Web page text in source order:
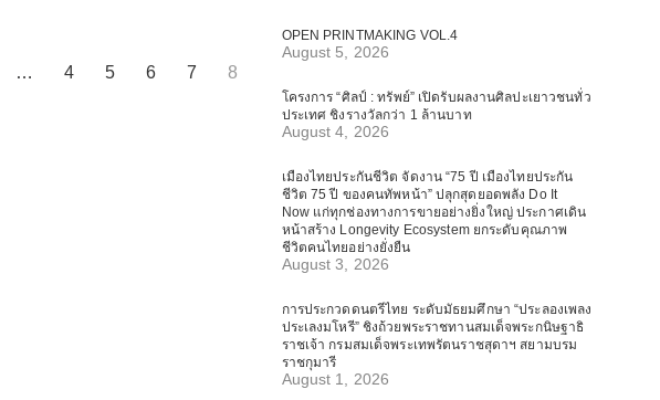
… 4 5 6 7 8
OPEN PRINTMAKING VOL.4
August 5, 2026
โครงการ “ศิลป์ : ทรัพย์” เปิดรับผลงานศิลปะเยาวชนทั่ว
ประเทศ ชิงรางวัลกว่า 1 ล้านบาท
August 4, 2026
เมืองไทยประกันชีวิต จัดงาน “75 ปี เมืองไทยประกัน
ชีวิต 75 ปี ของคนทัพหน้า” ปลุกสุดยอดพลัง Do It
Now แก่ทุกช่องทางการขายอย่างยิ่งใหญ่ ประกาศเดิน
หน้าสร้าง Longevity Ecosystem ยกระดับคุณภาพ
ชีวิตคนไทยอย่างยั่งยืน
August 3, 2026
การประกวดดนตรีไทย ระดับมัธยมศึกษา “ประลองเพลง
ประเลงมโหรี” ชิงถ้วยพระราชทานสมเด็จพระกนิษฐาธิ
ราชเจ้า กรมสมเด็จพระเทพรัตนราชสุดาฯ สยามบรม
ราชกุมารี
August 1, 2026